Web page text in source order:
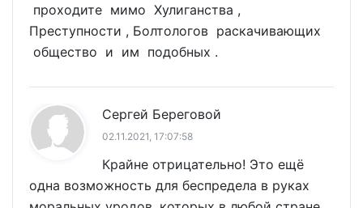
проходите мимо Хулиганства ,
Преступности , Болтологов раскачивающих
общество и им подобных .
Сергей Береговой
02.11.2021, 17:07:58
Крайне отрицательно! Это ещё
одна возможность для беспредела в руках